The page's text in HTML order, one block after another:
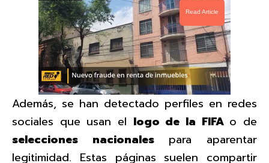
Read Article
Además, se han detectado perfiles en redes
sociales que usan el logo de la FIFA o de
selecciones nacionalespara aparentar
legitimidad. Estas páginas suelen compartir